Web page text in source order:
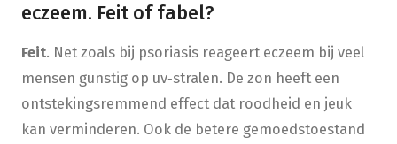
eczeem. Feit of fabel?
Feit. Net zoals bij psoriasis reageert eczeem bij veel
mensen gunstig op uv‑stralen. De zon heeft een
ontstekingsremmend effect dat roodheid en jeuk
kan verminderen. Ook de betere gemoedstoestand